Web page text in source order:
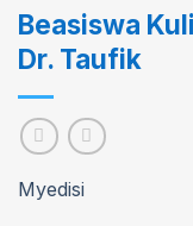
Beasiswa
Dr. Taufik
Myedisi